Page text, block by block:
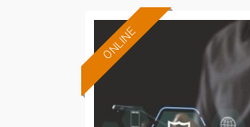
ONLINE
Formación 100%
subvencionada.